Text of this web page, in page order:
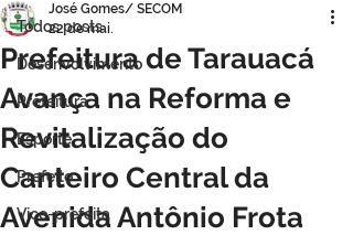
Todos posts
Desenvolvimento
Prefeitura
Esporte
Prefeito
Vice-prefeita
Prefeitura de Tarauacá
Avança na Reforma e
Revitalização do
Canteiro Central da
Avenida Antônio Frota
José Gomes/ SECOM
22 de mai.